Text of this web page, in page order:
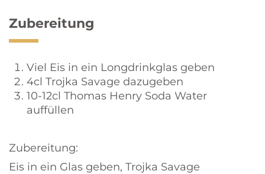
Zubereitung
Viel Eis in ein Longdrinkglas geben
4cl Trojka Savage dazugeben
10-12cl Thomas Henry Soda Water
auffüllen
Zubereitung:
Eis in ein Glas geben, Trojka Savage